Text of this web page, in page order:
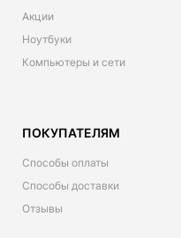
Акции
Ноутбуки
Компьютеры и сети
ПОКУПАТЕЛЯМ
Способы оплаты
Способы доставки
Отзывы